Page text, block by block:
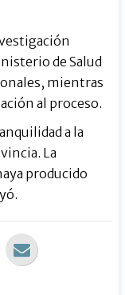
de Salud
mientras
al proceso.
a la
La
producido